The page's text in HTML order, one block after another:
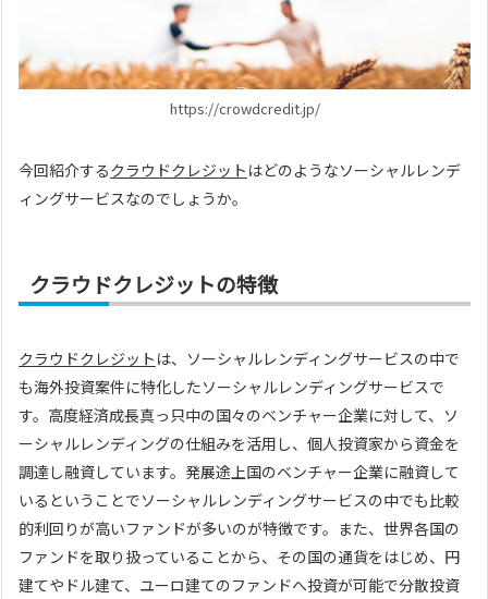
https://crowdcredit.jp/
今回紹介するクラウドクレジット はどのようなソーシャルレンデ
ィングサービスなのでしょうか。
クラウドクレジットの特徴
クラウドクレジット は、ソーシャルレンディングサービスの中で
も海外投資案件に特化したソーシャルレンディングサービスで
す。高度経済成長真っ只中の国々のベンチャー企業に対して、ソ
ーシャルレンディングの仕組みを活用し、個人投資家から資金を
調達し融資しています。発展途上国のベンチャー企業に融資して
いるということでソーシャルレンディングサービスの中でも比較
的利回りが高いファンドが多いのが特徴です。また、世界各国の
ファンドを取り扱っていることから、その国の通貨をはじめ、円
建てやドル建て、ユーロ建てのファンドへ投資が可能で分散投資